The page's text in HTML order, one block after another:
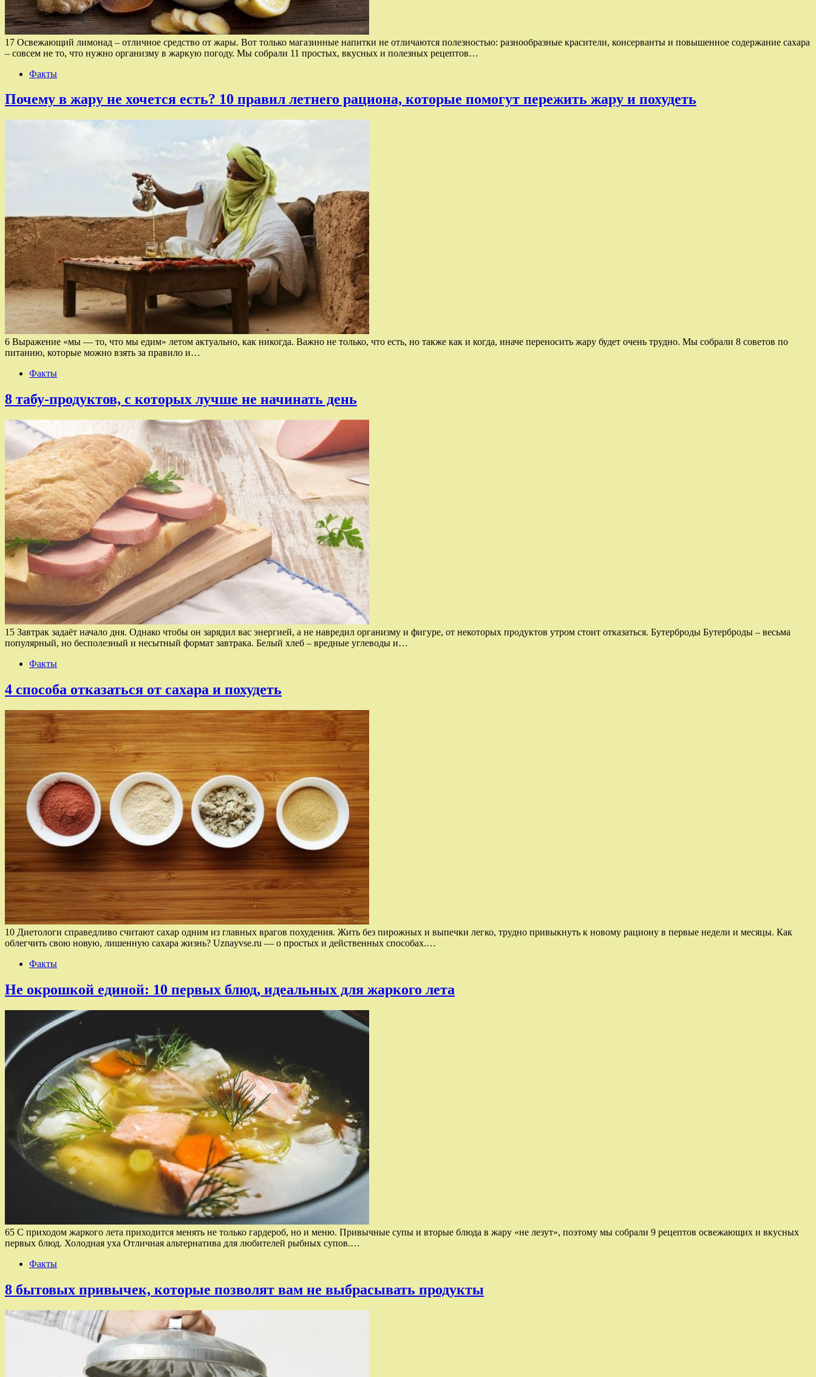
17 Освежающий лимонад – отличное средство от жары. Вот только магазинные напитки не отличаются полезностью: разнообразные красители, консерванты и повышенное содержание сахара
– совсем не то, что нужно организму в жаркую погоду. Мы собрали 11 простых, вкусных и полезных рецептов…
Факты
Почему в жару не хочется есть? 10 правил летнего рациона, которые помогут пережить жару и похудеть
6 Выражение «мы — то, что мы едим» летом актуально, как никогда. Важно не только, что есть, но также как и когда, иначе переносить жару будет очень трудно. Мы собрали 8 советов по
питанию, которые можно взять за правило и…
Факты
8 табу-продуктов, с которых лучше не начинать день
15 Завтрак задаёт начало дня. Однако чтобы он зарядил вас энергией, а не навредил организму и фигуре, от некоторых продуктов утром стоит отказаться. Бутерброды Бутерброды – весьма
популярный, но бесполезный и несытный формат завтрака. Белый хлеб – вредные углеводы и…
Факты
4 способа отказаться от сахара и похудеть
10 Диетологи справедливо считают сахар одним из главных врагов похудения. Жить без пирожных и выпечки легко, трудно привыкнуть к новому рациону в первые недели и месяцы. Как
облегчить свою новую, лишенную сахара жизнь? Uznayvse.ru — о простых и действенных способах.…
Факты
Не окрошкой единой: 10 первых блюд, идеальных для жаркого лета
65 С приходом жаркого лета приходится менять не только гардероб, но и меню. Привычные супы и вторые блюда в жару «не лезут», поэтому мы собрали 9 рецептов освежающих и вкусных
первых блюд. Холодная уха Отличная альтернатива для любителей рыбных супов.…
Факты
8 бытовых привычек, которые позволят вам не выбрасывать продукты